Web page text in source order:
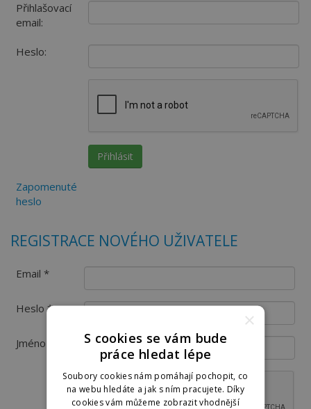
Přihlašovací
email:
Heslo:
Zapomenuté
heslo
REGISTRACE NOVÉHO UŽIVATELE
Email *
Heslo *
Jméno
×
S cookies se vám bude
práce hledat lépe
Soubory cookies nám pomáhají pochopit, co
na webu hledáte a jak s ním pracujete. Díky
cookies vám můžeme zobrazit vhodnější